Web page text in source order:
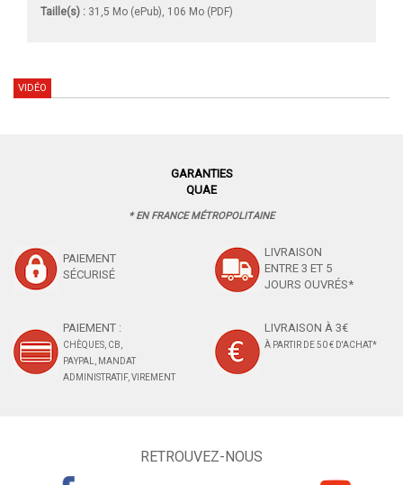
Taille(s) : 31,5 Mo (ePub), 106 Mo (PDF)
VIDÉO
GARANTIES
QUAE
* EN FRANCE MÉTROPOLITAINE
PAIEMENT
SÉCURISÉ
LIVRAISON
ENTRE 3 ET 5
JOURS OUVRÉS*
PAIEMENT :
CHÈQUES, CB,
PAYPAL, MANDAT
ADMINISTRATIF, VIREMENT
LIVRAISON À 3€
À PARTIR DE 50 € D'ACHAT*
RETROUVEZ-NOUS